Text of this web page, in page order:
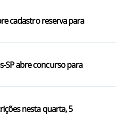
cadastro reserva para
SP abre concurso para
nesta quarta, 5